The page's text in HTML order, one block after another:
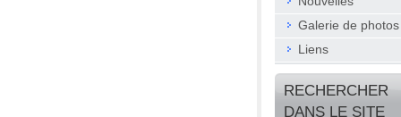
Galerie de photos
Liens
RECHERCHER
DANS LE SITE